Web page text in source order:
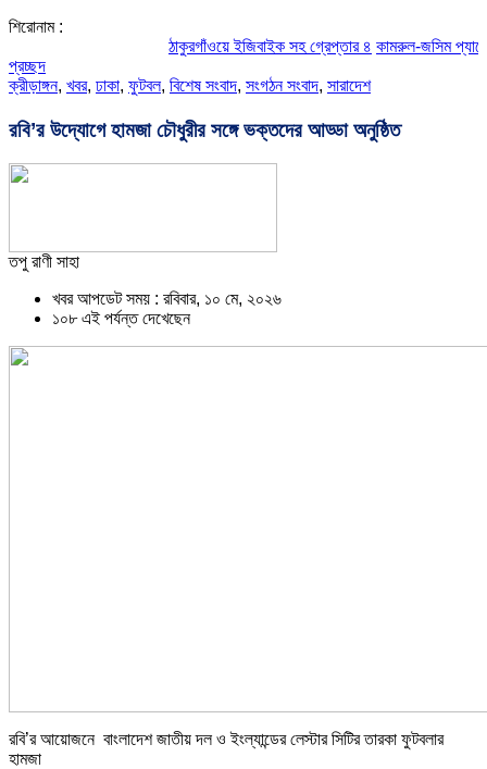
শিরোনাম :
ঠাকুরগাঁওয়ে ইজিবাইক সহ গ্রেপ্তার ৪ কামরুল-জসিম প্যানেলের
প্রচ্ছদ
ক্রীড়াঙ্গন, খবর, ঢাকা, ফুটবল, বিশেষ সংবাদ, সংগঠন সংবাদ, সারাদেশ
রবি’র উদ্যোগে হামজা চৌধুরীর সঙ্গে ভক্তদের আড্ডা অনুষ্ঠিত
তপু রাণী সাহা
খবর আপডেট সময় : রবিবার, ১০ মে, ২০২৬
১০৮ এই পর্যন্ত দেখেছেন
রবি’র আয়োজনে বাংলাদেশ জাতীয় দল ও ইংল্যান্ডের লেস্টার সিটির তারকা ফুটবলার
হামজা